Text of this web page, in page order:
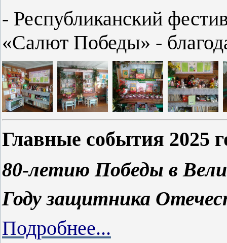
- Республиканский
«Салют Победы» -
Главные события 2025
80-летию Победы в
Году защитника
Подробнее...